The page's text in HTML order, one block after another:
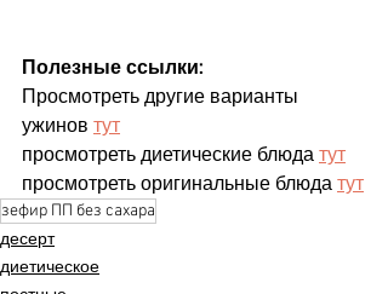
Полезные ссылки:
Просмотреть другие варианты
ужинов тут
просмотреть диетические блюда тут
просмотреть оригинальные блюда тут
зефир ПП без сахара
десерт
диетическое